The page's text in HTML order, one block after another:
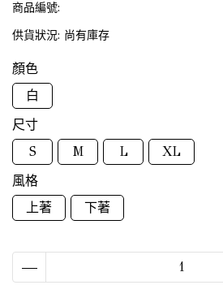
商品編號:
供貨狀況: 尚有庫存
顏色
白
尺寸
S
M L
XL
風格
上著
下著